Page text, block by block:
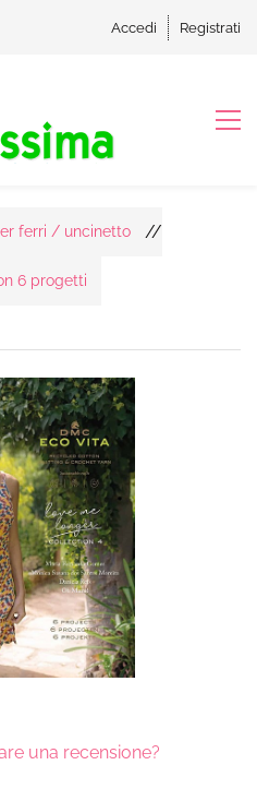
Accedi Registrati
ferri / uncinetto //
6 progetti
una recensione?